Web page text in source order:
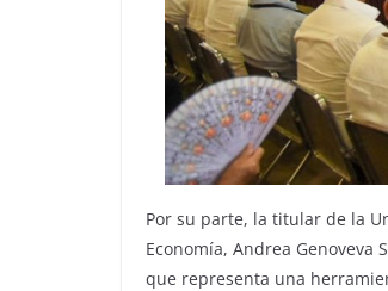
Por su parte, la titular de la
Economía, Andrea Genoveva
que representa una